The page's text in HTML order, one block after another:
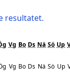
resultatet.
Vg Bo Ds Nä Sö Up
Vg Bo Ds Nä Sö Up